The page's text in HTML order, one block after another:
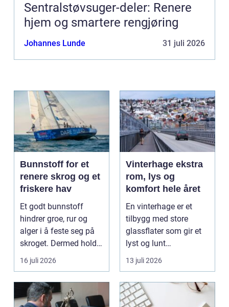
Sentralstøvsuger-deler: Renere
hjem og smartere rengjøring
Johannes Lunde 31 juli 2026
Bunnstoff for et
renere skrog og et
friskere hav
Et godt bunnstoff
hindrer groe, rur og
alger i å feste seg på
skroget. Dermed holder
båten bedre far...
16 juli 2026
Vinterhage ekstra
rom, lys og
komfort hele året
En vinterhage er et
tilbygg med store
glassflater som gir et
lyst og lunt
oppholdsrom nær
hagen, ogs...
13 juli 2026